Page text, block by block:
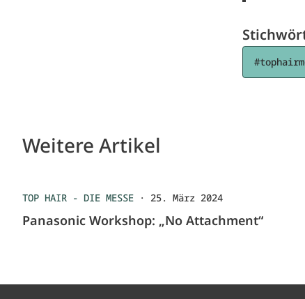
Weitere Artikel
TOP HAIR - DIE MESSE · 25. März 2024
Panasonic Workshop: „No Attachment“